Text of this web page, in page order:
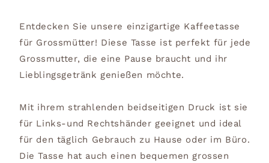
Entdecken Sie unsere einzigartige Kaffeetasse
für Grossmütter! Diese Tasse ist perfekt für jede
Grossmutter, die eine Pause braucht und ihr
Lieblingsgetränk genießen möchte.
Mit ihrem strahlenden beidseitigen Druck ist sie
für Links-und Rechtshänder geeignet und ideal
für den täglich Gebrauch zu Hause oder im Büro.
Die Tasse hat auch einen bequemen grossen